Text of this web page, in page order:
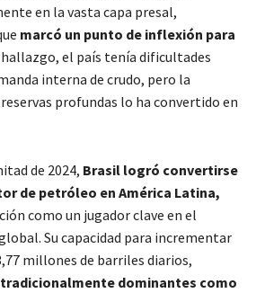
en la vasta capa presal,
marcó un punto de inflexión para
el país tenía dificultades
interna de crudo, pero la
profundas lo ha convertido en
de 2024, Brasil logró convertirse
de petróleo en América Latina,
como un jugador clave en el
Su capacidad para incrementar
millones de barriles diarios,
dominantes como